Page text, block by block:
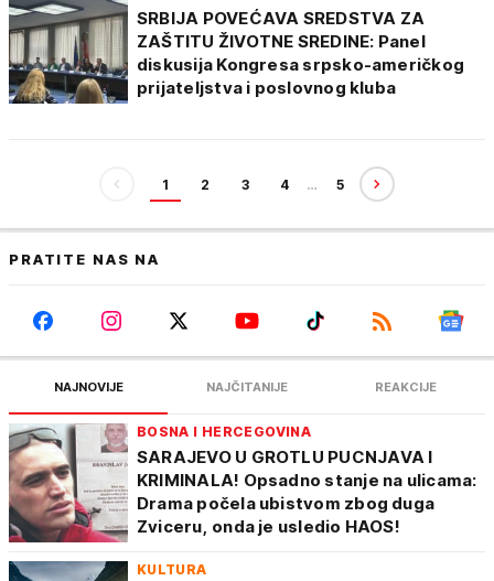
SRBIJA POVEĆAVA SREDSTVA ZA
ZAŠTITU ŽIVOTNE SREDINE: Panel
diskusija Kongresa srpsko-američkog
prijateljstva i poslovnog kluba
1 2 3 4 … 5
PRATITE NAS NA
NAJNOVIJE NAJČITANIJE REAKCIJE
BOSNA I HERCEGOVINA
SARAJEVO U GROTLU PUCNJAVA I
KRIMINALA! Opsadno stanje na ulicama:
Drama počela ubistvom zbog duga
Zviceru, onda je usledio HAOS!
KULTURA